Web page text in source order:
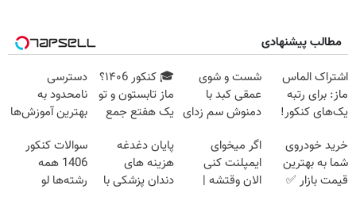
مطالب پیشنهادی
اشتراک الماس
ماز: برای رتبه
یک‌های کنکور!
شست و شوی
عمقی کبد با
دمنوش سم زدای
🎓 کنکور ۱۴۰6؟
ماز تابستون و تو
یک هفتع جمع
دسترسی
نامحدود به
بهترین آموزش‌ها
خرید خودروی
شما به بهترین
قیمت بازار ✅
اگر میخوای
ایمپلنت کنی
الان وقتشه |
پایان دغدغه
هزینه های
دندان پزشکی با
سوالات کنکور
1406 همه
رشته‌ها لو